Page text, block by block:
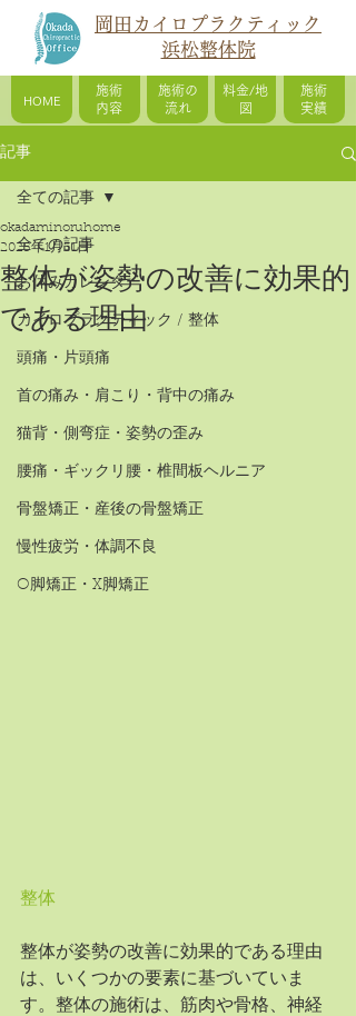
HOME
施術
内容
施術の
流れ
料金/地
図
施術
実績
岡田カイロプラクティック
浜松整体院
記事
全ての記事
お休みカレンダー
カイロプラクティック / 整体
頭痛・片頭痛
首の痛み・肩こり・背中の痛み
猫背・側弯症・姿勢の歪み
腰痛・ギックリ腰・椎間板ヘルニア
骨盤矯正・産後の骨盤矯正
慢性疲労・体調不良
O脚矯正・X脚矯正
全ての記事
整体が姿勢の改善に効果的
である理由
okadaminoruhome
2025年1月31日
整体
整体が姿勢の改善に効果的である理由
は、いくつかの要素に基づいていま
す。整体の施術は、筋肉や骨格、神経